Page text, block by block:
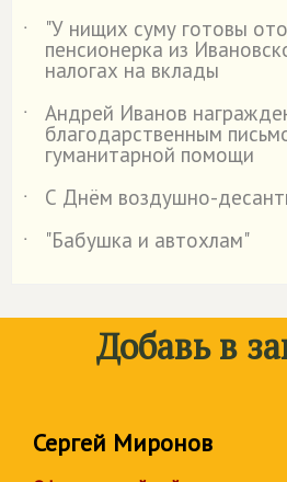
˙
"У нищих суму готовы
пенсионерка из
налогах на вклады
˙
Андрей Иванов
благодарственным
гуманитарной помощи
˙
С Днём воздушно-
˙
"Бабушка и автохлам"
Добавь в
Сергей Миронов